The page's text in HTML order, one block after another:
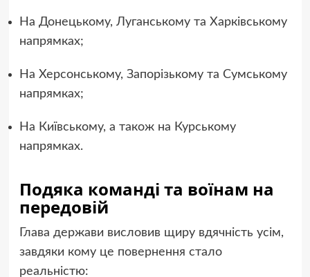
На Донецькому, Луганському та Харківському
напрямках;
На Херсонському, Запорізькому та Сумському
напрямках;
На Київському, а також на Курському
напрямках.
Подяка команді та воїнам на
передовій
Глава держави висловив щиру вдячність усім,
завдяки кому це повернення стало
реальністю: